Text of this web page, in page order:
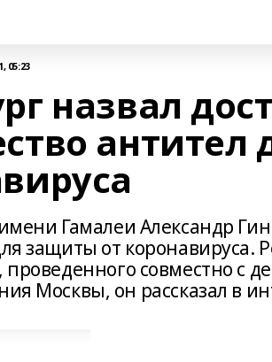
05:23
назвал
Гамалеи Александр
защиты от коронавируса.
проведенного совместно с
Москвы, он рассказал в